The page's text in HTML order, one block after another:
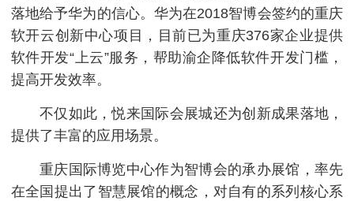
落地给予华为的信心。华为在2018智博会签约的重庆
软开云创新中心项目，目前已为重庆376家企业提供
软件开发“上云”服务，帮助渝企降低软件开发门槛，
提高开发效率。
不仅如此，悦来国际会展城还为创新成果落地，
提供了丰富的应用场景。
重庆国际博览中心作为智博会的承办展馆，率先
在全国提出了智慧展馆的概念，对自有的系列核心系